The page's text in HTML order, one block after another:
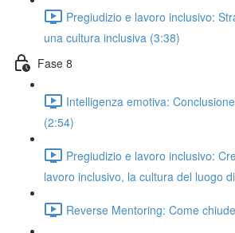
Pregiudizio e lavoro inclusivo:
una cultura inclusiva (3:38)
Fase 8
Intelligenza emotiva:
(2:54)
Pregiudizio e lavoro inclusivo:
lavoro inclusivo, la cultura del luogo
Reverse Mentoring: Come